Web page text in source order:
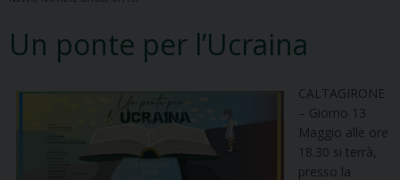
Un ponte per l’Ucraina
CALTAGIRONE
– Giorno 13
Maggio alle ore
18.30 si terrà,
presso la